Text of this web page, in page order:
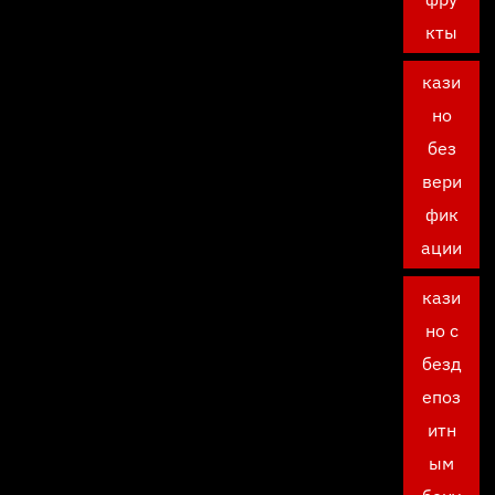
кты
кази
но
без
вери
фик
ации
кази
но с
безд
епоз
итн
ым